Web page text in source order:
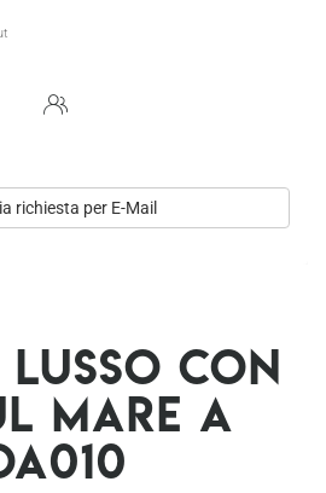
con
mare a
richiesta per E-Mail